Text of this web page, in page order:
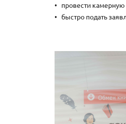
провести
быстро подать